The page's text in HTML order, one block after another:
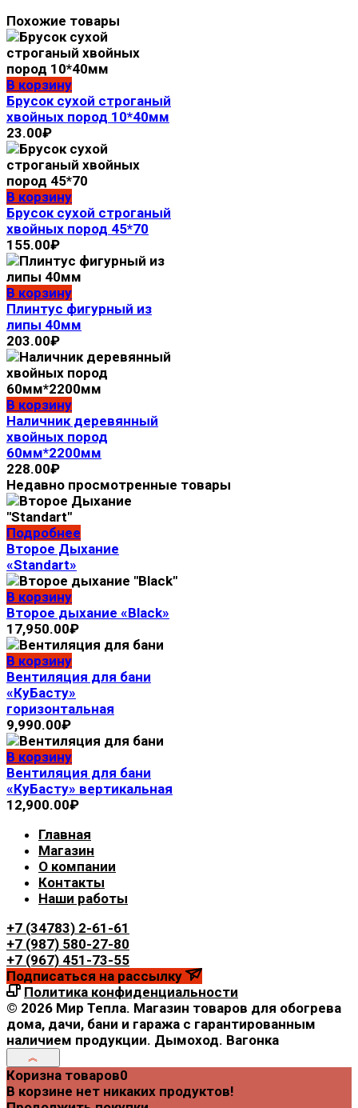
Похожие товары
В корзину
Брусок сухой строганый
хвойных пород 10*40мм
23.00₽
В корзину
Брусок сухой строганый
хвойных пород 45*70
155.00₽
В корзину
Плинтус фигурный из
липы 40мм
203.00₽
В корзину
Наличник деревянный
хвойных пород
60мм*2200мм
228.00₽
Недавно просмотренные товары
Подробнее
Второе Дыхание
«Standart»
В корзину
Второе дыхание «Black»
17,950.00₽
В корзину
Вентиляция для бани
«КуБасту»
горизонтальная
9,990.00₽
В корзину
Вентиляция для бани
«КуБасту» вертикальная
12,900.00₽
Главная
Магазин
О компании
Контакты
Наши работы
+7 (34783) 2-61-61
+7 (987) 580-27-80
+7 (967) 451-73-55
Подписаться на рассылку
Политика конфиденциальности
© 2026 Мир Тепла. Магазин товаров для обогрева
дома, дачи, бани и гаража с гарантированным
наличием продукции. Дымоход. Вагонка
Коризна товаров0
В корзине нет никаких продуктов!